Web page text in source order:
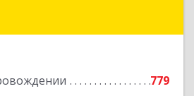
779